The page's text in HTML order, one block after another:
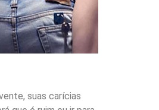
suas carícias